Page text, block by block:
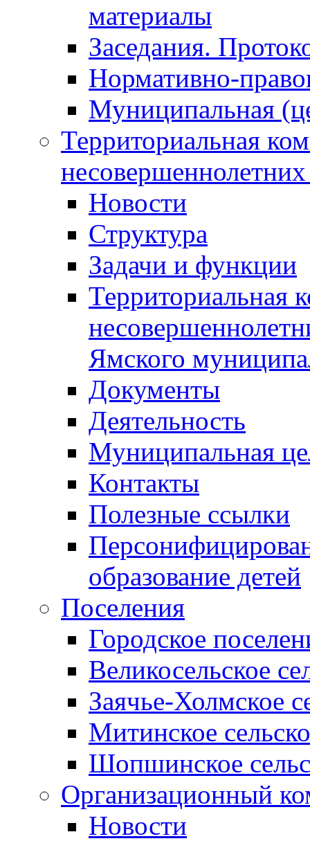
материалы
Заседания.
Нормативно-
Муниципальная
Территориальная
Новости
Структура
Задачи и функции
Территориальная
Ямского
Документы
Деятельность
Муниципальная
Контакты
Полезные ссылки
образование детей
Поселения
Городское
Великосельское
Заячье-Холмское
Митинское
Шопшинское
Организационный
Новости